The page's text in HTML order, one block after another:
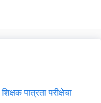
पात्रता परीक्षेचा